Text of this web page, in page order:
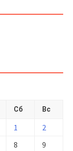
Сб Вс
1
2
8
9